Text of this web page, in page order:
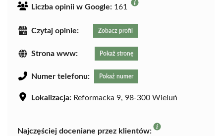
Liczba opinii w Google: 161
Czytaj opinie: Zobacz profil
Strona www: Pokaż stronę
Numer telefonu: Pokaż numer
Lokalizacja: Reformacka 9, 98-300 Wieluń
Najczęściej doceniane przez klientów: